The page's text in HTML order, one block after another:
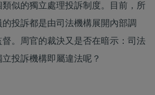
似的獨立處理投訴制度。目前，所
投訴都是由司法機構展開內部調
。周官的裁決又是否在暗示：司法
投訴機構即屬違法呢？